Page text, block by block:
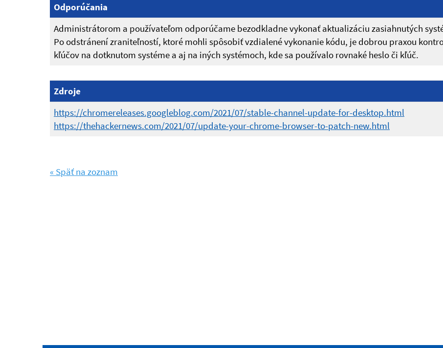
Odporúčania
Administrátorom a používateľom odporúčame bezodkladne vykonať aktualizáciu zasiahnutých
Po odstránení zraniteľností, ktoré mohli spôsobiť vzdialené vykonanie kódu, je dobrou praxou
kľúčov na dotknutom systéme a aj na iných systémoch, kde sa používalo rovnaké heslo či kľúč.
Zdroje
https://chromereleases.googleblog.com/2021/07/stable-channel-update-for-desktop.html
https://thehackernews.com/2021/07/update-your-chrome-browser-to-patch-new.html
« Späť na zoznam